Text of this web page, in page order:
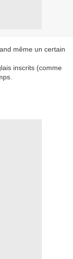
même un certain
inscrits (comme